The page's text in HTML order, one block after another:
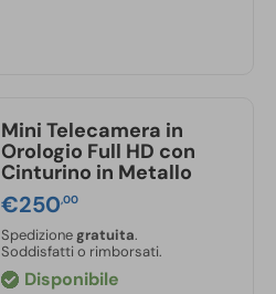
Mini Telecamera in
Orologio Full HD con
Cinturino in Metallo
€250,00
Spedizione gratuita.
Soddisfatti o rimborsati.
Disponibile